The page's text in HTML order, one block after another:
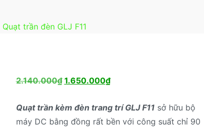
Quạt trần đèn GLJ F11
2.140.000₫ Giá
là:
2.140.000₫.
1.650.000₫Giá
tại
là:
Quạt trần kèm đèn trang trí GLJ F11 sở hữu bộ
máy DC bằng đồng rất bền với công suất chỉ 90